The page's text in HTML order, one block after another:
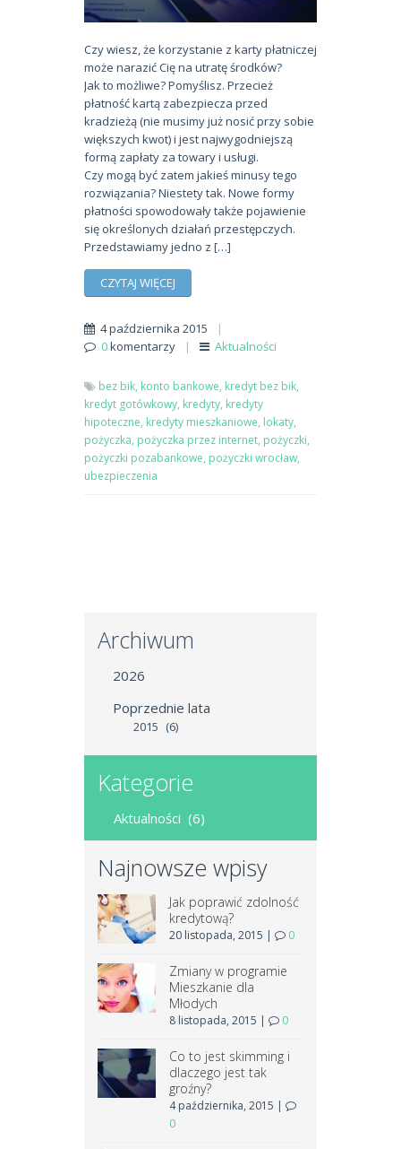
Czy wiesz, że korzystanie z karty płatniczej
może narazić Cię na utratę środków?
Jak to możliwe? Pomyślisz. Przecież
płatność kartą zabezpiecza przed
kradzieżą (nie musimy już nosić przy sobie
większych kwot) i jest najwygodniejszą
formą zapłaty za towary i usługi.
Czy mogą być zatem jakieś minusy tego
rozwiązania? Niestety tak. Nowe formy
płatności spowodowały także pojawienie
się określonych działań przestępczych.
Przedstawiamy jedno z […]
CZYTAJ WIĘCEJ
4 października 2015
|
0komentarzy | Aktualności
bez bik, konto bankowe, kredyt bez bik,
kredyt gotówkowy, kredyty, kredyty
hipoteczne, kredyty mieszkaniowe, lokaty,
pożyczka, pożyczka przez internet, pożyczki,
pożyczki pozabankowe, pożyczki wrocław,
ubezpieczenia
Archiwum
2026
Poprzednie lata
2015 (6)
Kategorie
Aktualności (6)
Najnowsze wpisy
Jak poprawić zdolność
kredytową?
20 listopada, 2015 | 0
Zmiany w programie
Mieszkanie dla
Młodych
8 listopada, 2015 | 0
Co to jest skimming i
dlaczego jest tak
groźny?
4 października, 2015 |
0